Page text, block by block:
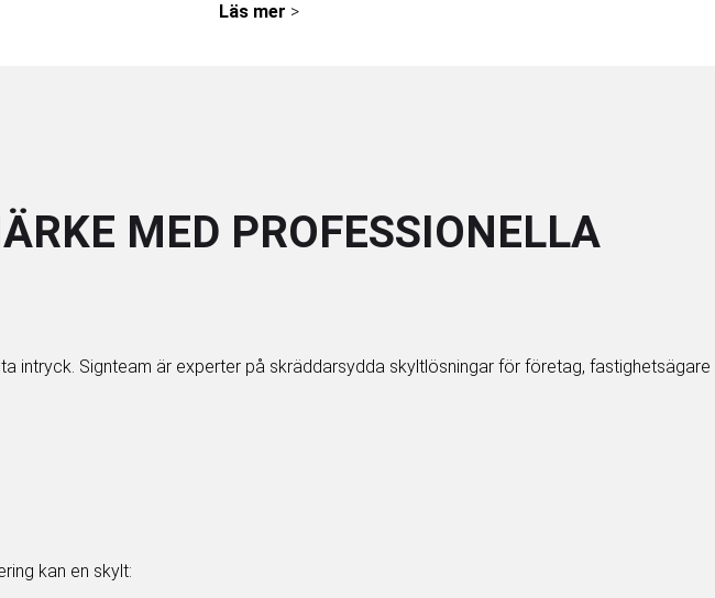
Läs mer >
MED PROFESSIONELLA
Signteam är experter på skräddarsydda skyltlösningar för företag, fastighetsägare
kan en skylt: